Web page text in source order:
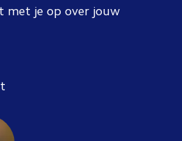
met je op over jouw